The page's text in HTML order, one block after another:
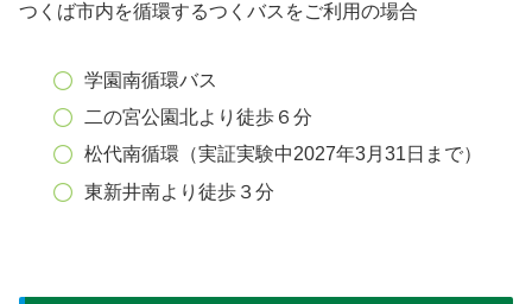
つくば市内を循環するつくバスをご利用の場合
学園南循環バス
二の宮公園北より徒歩６分
松代南循環（実証実験中2027年3月31日まで）
東新井南より徒歩３分